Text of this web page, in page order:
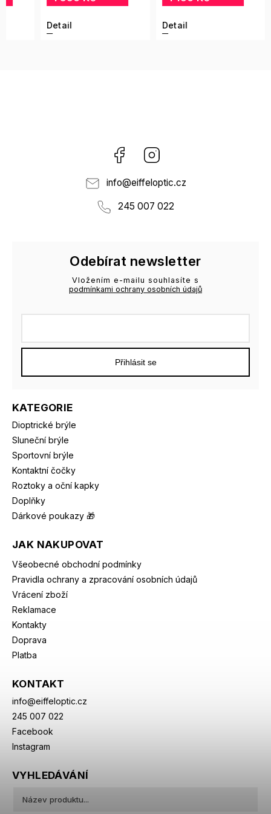
Facebook
info@eiffeloptic.cz
245 007 022
KATEGORIE
Dioptrické brýle
Sluneční brýle
Sportovní brýle
Kontaktní čočky
Roztoky a oční kapky
Doplňky
Dárkové poukazy 🎁
JAK NAKUPOVAT
Všeobecné obchodní podmínky
Pravidla ochrany a zpracování osobních údajů
Vrácení zboží
Reklamace
Kontakty
Doprava
Platba
KONTAKT
info@eiffeloptic.cz
245 007 022
Facebook
Instagram
Odebírat newsletter
Vložením e-mailu souhlasíte s
podmínkami ochrany osobních údajů
Přihlásit se
VYHLEDÁVÁNÍ